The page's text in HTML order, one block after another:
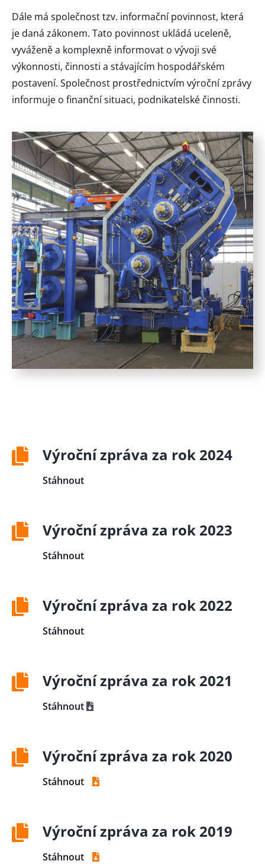
Dále má společnost tzv. informační povinnost, která
je daná zákonem. Tato povinnost ukládá uceleně,
vyváženě a komplexně informovat o vývoji své
výkonnosti, činnosti a stávajícím hospodářském
postavení. Společnost prostřednictvím výroční zprávy
informuje o finanční situaci, podnikatelské činnosti.
Výroční zpráva za rok 2024
Stáhnout
Výroční zpráva za rok 2023
Stáhnout
Výroční zpráva za rok 2022
Stáhnout
Výroční zpráva za rok 2021
Stáhnout
Výroční zpráva za rok 2020
Stáhnout
Výroční zpráva za rok 2019
Stáhnout